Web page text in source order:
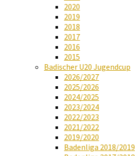
2020
2019
2018
2017
2016
2015
Badischer U20 Jugendcup
2026/2027
2025/2026
2024/2025
2023/2024
2022/2023
2021/2022
2019/2020
Badenliga 2018/2019